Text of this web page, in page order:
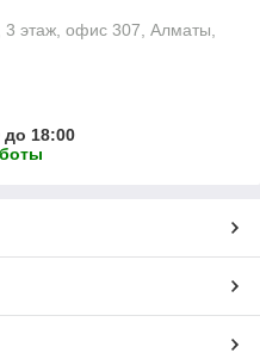
3 этаж, офис 307, Алматы,
до 18:00